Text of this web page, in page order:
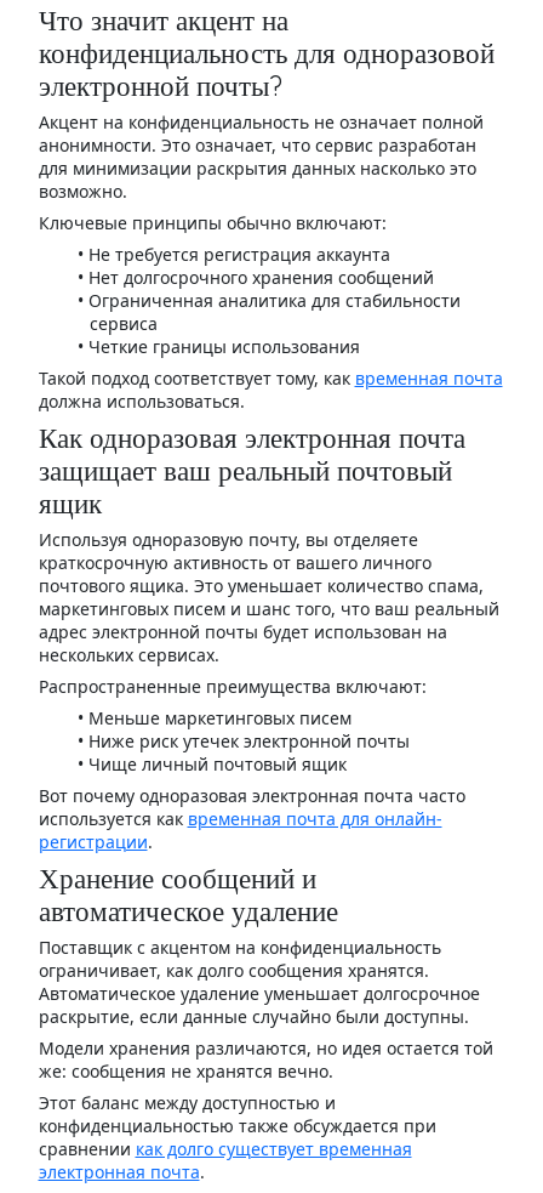
Что значит акцент на
конфиденциальность для одноразовой
электронной почты?
Акцент на конфиденциальность не означает полной
анонимности. Это означает, что сервис разработан
для минимизации раскрытия данных насколько это
возможно.
Ключевые принципы обычно включают:
Не требуется регистрация аккаунта
Нет долгосрочного хранения сообщений
Ограниченная аналитика для стабильности
сервиса
Четкие границы использования
Такой подход соответствует тому, как временная почта
должна использоваться.
Как одноразовая электронная почта
защищает ваш реальный почтовый
ящик
Используя одноразовую почту, вы отделяете
краткосрочную активность от вашего личного
почтового ящика. Это уменьшает количество спама,
маркетинговых писем и шанс того, что ваш реальный
адрес электронной почты будет использован на
нескольких сервисах.
Распространенные преимущества включают:
Меньше маркетинговых писем
Ниже риск утечек электронной почты
Чище личный почтовый ящик
Вот почему одноразовая электронная почта часто
используется как временная почта для онлайн-
регистрации.
Хранение сообщений и
автоматическое удаление
Поставщик с акцентом на конфиденциальность
ограничивает, как долго сообщения хранятся.
Автоматическое удаление уменьшает долгосрочное
раскрытие, если данные случайно были доступны.
Модели хранения различаются, но идея остается той
же: сообщения не хранятся вечно.
Этот баланс между доступностью и
конфиденциальностью также обсуждается при
сравнении как долго существует временная
электронная почта.